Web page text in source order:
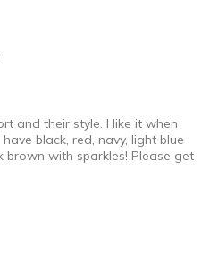
Into Shoes
and their style. I like it when
black, red, navy, light blue
brown with sparkles! Please get